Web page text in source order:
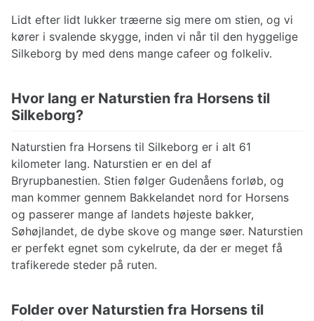
Lidt efter lidt lukker træerne sig mere om stien, og vi
kører i svalende skygge, inden vi når til den hyggelige
Silkeborg by med dens mange cafeer og folkeliv.
Hvor lang er Naturstien fra Horsens til
Silkeborg?
Naturstien fra Horsens til Silkeborg er i alt 61
kilometer lang. Naturstien er en del af
Bryrupbanestien. Stien følger Gudenåens forløb, og
man kommer gennem Bakkelandet nord for Horsens
og passerer mange af landets højeste bakker,
Søhøjlandet, de dybe skove og mange søer. Naturstien
er perfekt egnet som cykelrute, da der er meget få
trafikerede steder på ruten.
Folder over Naturstien fra Horsens til